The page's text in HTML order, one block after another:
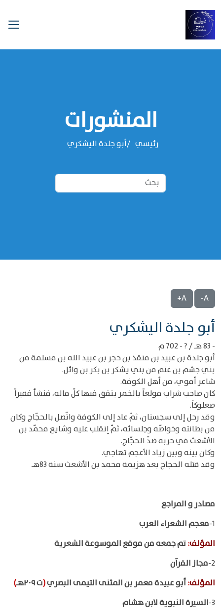
المنشورات
رئيسي ‌‌أبو جلدة اليشكري
A-
A+
‌‌أبو جلدة اليشكري
- 83 هـ / ? - 702 م
أبو جلدة بن عبيد بن منقذ بن حجر بن عبيد الله بن مسلمة من
بني جشم بن غنم من بني يشكر بن بكر بن وائل.
شاعر أموي، من أهل الكوفة.
كان صاحب شراب مولعاً بالخمر ينفق فيها كلّ ماله، فنشأ فقيراً
صعلوكاً.
وقد رحل إلى سجستان، ثمّ عاد إلى الكوفة واتّصل بالحجّاج وكان
من بطانته وخواصّه وجلسائه، ثمّ اِنقلب عليه وشايع محمّد بن
الأشعث في حربه ضدّ الحجّاج.
وكان بينه وبين زياد الأعجم تهاجي.
وقد قتله الحجاج بعد هزيمة محمد بن الأشعث سنة 83هـ
مصادر و المراجع
1- معجم الشعراء العرب
المؤلف:تم جمعه من موقع الموسوعة الشعرية
2- مجاز القرآن
المؤلف:أبو عبيدة معمر بن المثنى التيمى البصري(ت ٢٠٩هـ
)
3- السيرة النبوية لابن هشام